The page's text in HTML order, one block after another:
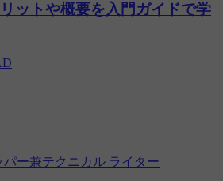
ットや概要を入門ガイドで学
ー兼テクニカル ライター